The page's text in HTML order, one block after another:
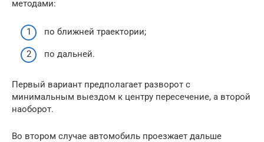
методами:
по ближней траектории;
по дальней.
Первый вариант предполагает разворот с
минимальным выездом к центру пересечение, а второй
наоборот.
Во втором случае автомобиль проезжает дальше